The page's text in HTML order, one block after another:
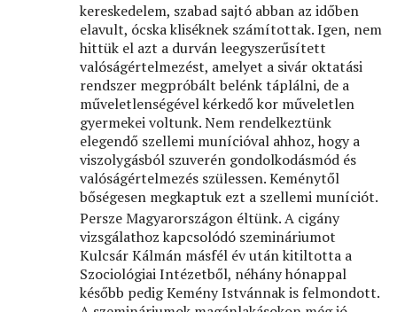
kereskedelem, szabad sajtó abban az időben
elavult, ócska kliséknek számítottak. Igen, nem
hittük el azt a durván leegyszerűsített
valóságértelmezést, amelyet a sivár oktatási
rendszer megpróbált belénk táplálni, de a
műveletlenségével kérkedő kor műveletlen
gyermekei voltunk. Nem rendelkeztünk
elegendő szellemi munícióval ahhoz, hogy a
viszolygásból szuverén gondolkodásmód és
valóságértelmezés szülessen. Keménytől
bőségesen megkaptuk ezt a szellemi muníciót.
Persze Magyarországon éltünk. A cigány
vizsgálathoz kapcsolódó szemináriumot
Kulcsár Kálmán másfél év után kitiltotta a
Szociológiai Intézetből, néhány hónappal
később pedig Kemény Istvánnak is felmondott.